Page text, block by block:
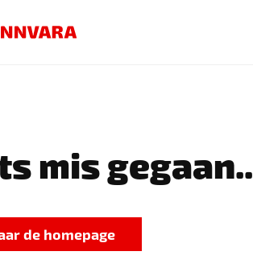
mis gegaan..
de homepage